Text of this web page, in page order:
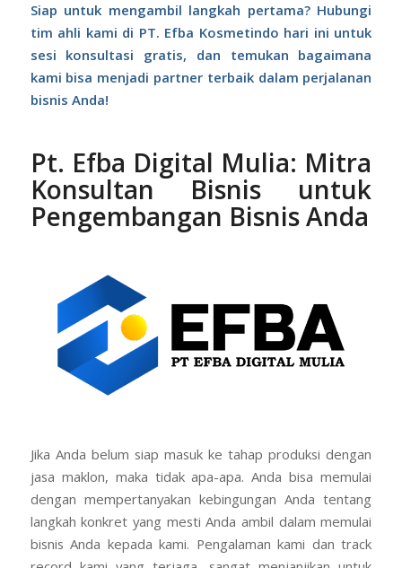
Siap untuk mengambil langkah pertama? Hubungi
tim ahli kami di PT. Efba Kosmetindo hari ini untuk
sesi konsultasi gratis, dan temukan bagaimana
kami bisa menjadi partner terbaik dalam perjalanan
bisnis Anda!
Pt. Efba Digital Mulia: Mitra
Konsultan Bisnis untuk
Pengembangan Bisnis Anda
Jika Anda belum siap masuk ke tahap produksi dengan
jasa maklon, maka tidak apa-apa. Anda bisa memulai
dengan mempertanyakan kebingungan Anda tentang
langkah konkret yang mesti Anda ambil dalam memulai
bisnis Anda kepada kami. Pengalaman kami dan track